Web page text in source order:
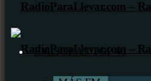
EMISORAS TOP 40